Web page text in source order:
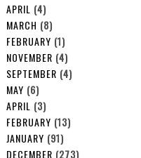
APRIL (4)
MARCH (8)
FEBRUARY (1)
NOVEMBER (4)
SEPTEMBER (4)
MAY (6)
APRIL (3)
FEBRUARY (13)
JANUARY (91)
DECEMBER (273)